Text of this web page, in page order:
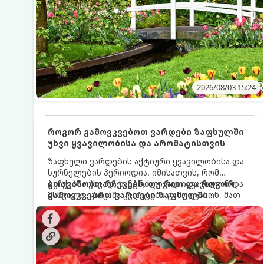
2026/08/03 15:24
როგორ გამოვკვებოთ ვარდები ზაფხულში
უხვი ყვავილობისა და არომატისთვის
ზაფხული ვარდების აქტიური ყვავილობისა და
სურნელების პერიოდია. იმისათვის, რომ
ბუჩქებმა უხვად, ხანგრძლივად იყვავილონ და
მსხვილი, კაშკაშა კვირტები გამოიტანონ, მათ
რეგულარული და სწორი გამოკვება
სჭირდებათ. ზაფხულის პერიოდში მცენარის
მოთხოვნილებები იცვლება, ამიტომ
მნიშვნელოვანია ვიცოდეთ, რომელი სასუქები
გამოიყენება ამ დროს.
გთავაზობთ რჩევებს, თუ რით და როგორ
გამოვკვებოთ ვარდები ზაფხულში
საუკეთესო შედეგის მისაღწევად: